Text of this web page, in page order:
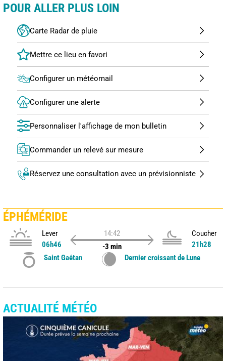
POUR ALLER PLUS LOIN
Carte Radar de pluie
Configurer un météomail
Configurer une alerte
Personnaliser l'affichage de mon bulletin
Commander un relevé sur mesure
Réservez une consultation avec un prévisionniste
ÉPHÉMÉRIDE
Lever
06h46
14:42
-3 min
Coucher
21h28
Saint Gaétan
Dernier croissant de Lune
ACTUALITÉ MÉTÉO